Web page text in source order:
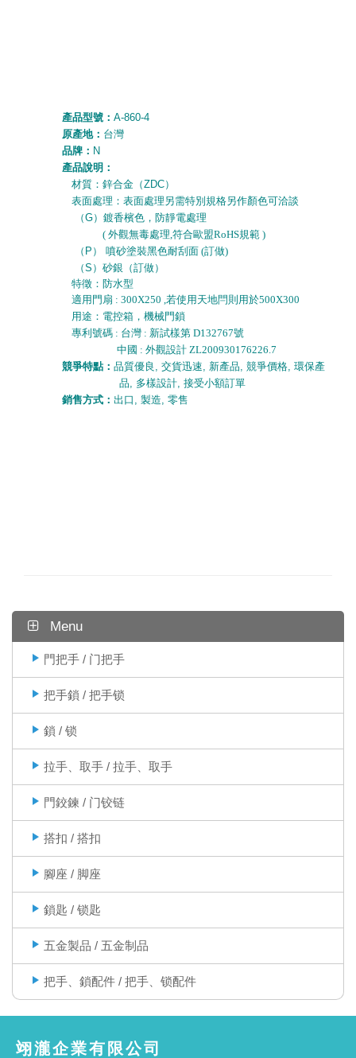
產品型號： A-860-4
原產地： 台灣
品牌： N
產品說明：
材質：鋅合金（ZDC）
表面處理：表面處理另需特別規格另作顏色可洽談
（G）鍍香檳色，防靜電處理
( 外觀無毒處理,符合歐盟RoHS規範 )
（ P ） 噴砂塗裝黑色耐刮面 (訂做)
（S ）砂銀（訂做）
特徵：防水型
適用門扇 : 300X250 ,若使用天地閂則用於500X300
用途：電控箱，機械門鎖
專利號碼 : 台灣 : 新試樣第 D132767號
中國 : 外觀設計 ZL200930176226.7
競爭特點： 品質優良 , 交貨迅速, 新產品, 競爭價格, 環保產
品, 多樣設計, 接受小額訂單
銷售方式： 出口 , 製造, 零售
Menu
門把手 / 门把手
把手鎖 / 把手锁
鎖 / 锁
拉手、取手 / 拉手、取手
門鉸鍊 / 门铰链
搭扣 / 搭扣
腳座 / 脚座
鎖匙 / 锁匙
五金製品 / 五金制品
把手、鎖配件 / 把手、锁配件
翊瀧企業有限公司